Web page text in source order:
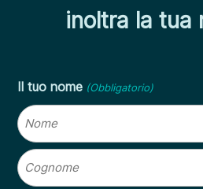
inoltra la tua
Il tuo nome (Obbligatorio)
Nome